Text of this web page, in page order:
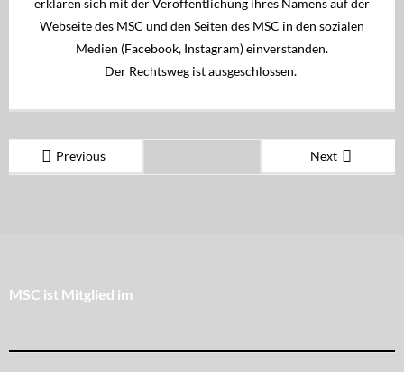
erklären sich mit der Veröffentlichung ihres Namens auf der
Webseite des MSC und den Seiten des MSC in den sozialen
Medien (Facebook, Instagram) einverstanden.
Der Rechtsweg ist ausgeschlossen.
Previous Next
MSC ist Mitglied im